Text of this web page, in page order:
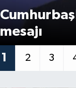
mesajı
1 2 3